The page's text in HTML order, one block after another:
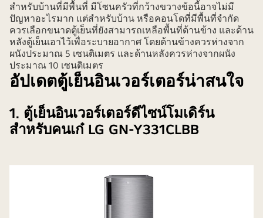
สำหรับบ้านที่มีพื้นที่ มีโซนครัวที่กว้างขวางข้อนี้อาจไม่มี
ปัญหาอะไรมาก แต่สำหรับบ้าน หรือคอนโดที่มีพื้นที่จำกัด
ควรเลือกขนาดตู้เย็นที่ยังสามารถเหลือพื้นที่ด้านข้าง และด้าน
หลังตู้เย็นเอาไว้เพื่อระบายอากาศ โดยด้านข้างควรห่างจาก
ผนังประมาณ 5 เซนติเมตร และด้านหลังควรห่างจากผนัง
ประมาณ 10 เซนติเมตร
อัปเดตตู้เย็นอินเวอร์เตอร์น่าสนใจ
1. ตู้เย็นอินเวอร์เตอร์ดีไซน์โมเดิร์น
สำหรับคนเก๋ LG GN-Y331CLBB